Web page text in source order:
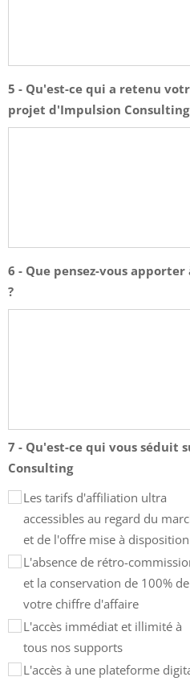
5 - Qu'est-ce qui a retenu
projet d'Impulsion Consulting
6 - Que pensez-vous
?
7 - Qu'est-ce qui vous séduit
Consulting
Les tarifs d'affiliation ultra
accessibles au regard du
et de l'offre mise à disposition
L'absence de rétro-
et la conservation de 100% de
votre chiffre d'affaire
L'accès immédiat et illimité à
tous nos supports
L'accès à une plateforme